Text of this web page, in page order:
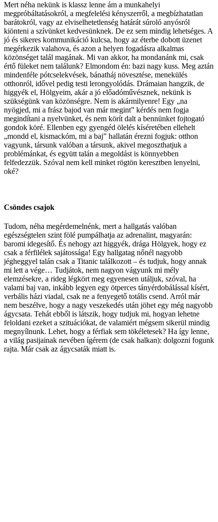
Mert néha nekünk is klassz lenne ám a munkahelyi
megpróbáltatásokról, a megfelelési kényszerről, a megbízhatatlan
barátokról, vagy az elviselhetetlenség határát súroló anyósról
kiönteni a szívünket kedvesünknek. De ez sem mindig lehetséges. A
jó és sikeres kommunikáció kulcsa, hogy az éterbe dobott üzenet
megérkezik valahova, és azon a helyen fogadásra alkalmas
közönséget talál magának. Mi van akkor, ha mondanánk mi, csak
értő füleket nem találunk? Elmondom én: bazi nagy kuss. Meg aztán
mindenféle pótcselekvések, bánatháj növesztése, menekülés
otthonról, idővel pedig testi lerongyolódás. Drámaian hangzik, de
higgyék el, Hölgyeim, akár a jó előadóművésznek, nekünk is
szükségünk van közönségre. Nem is akármilyenre! Egy „na
nyögjed, mi a frász bajod van már megint” kérdés nem fogja
megindítani a nyelvünket, és nem körít dalt a bennünket fojtogató
gondok köré. Ellenben egy gyengéd ölelés kíséretében ellehelt
„mondd el, kismackóm, mi a baj” hallatán érezni fogjuk: otthon
vagyunk, társunk valóban a társunk, akivel megoszthatjuk a
problémánkat, és együtt talán a megoldást is könnyebben
felfedezzük. Szóval nem kell minket rögtön keresztben lenyelni,
oké?
Csöndes csajok
Tudom, néha megérdemelnénk, mert a hallgatás valóban
egészségtelen szint fölé pumpálhatja az adrenalint, magyarán:
baromi idegesítő. És nehogy azt higgyék, drága Hölgyek, hogy ez
csak a férfilélek sajátossága! Egy hallgatag nőnél nagyobb
jégheggyel talán csak a Titanic találkozott – és tudjuk, hogy annak
mi lett a vége… Tudjátok, nem nagyon vágyunk mi mély
elemzésekre, a rideg légkört meg egyenesen utáljuk, szóval, ha
valami baj van, inkább legyen egy ötperces tányérdobálással kísért,
verbális házi viadal, csak ne a fenyegető totális csend. Arról már
nem beszélve, hogy a nagy veszekedés után jöhet egy még nagyobb
ágycsata. Tehát ebből is látszik, hogy tudjuk mi, hogyan lehetne
feloldani ezeket a szituációkat, de valamiért mégsem sikerül mindig
megnyílnunk. Lehet, hogy a férfiak sem tökéletesek? Ha így lenne,
a világ pasijainak nevében ígérem (de csak halkan): dolgozni fogunk
rajta. Már csak az ágycsaták miatt is.